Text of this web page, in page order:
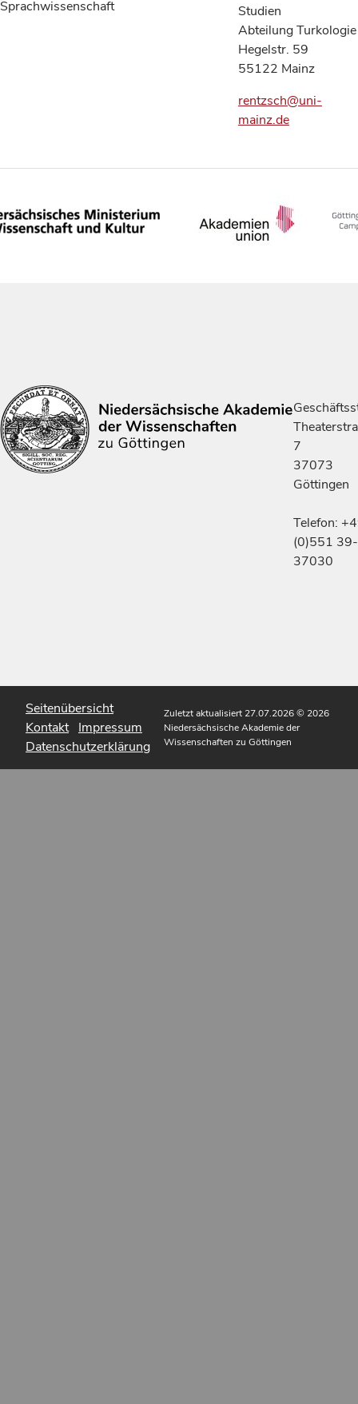
Sprachwissenschaft
Studien
Abteilung Turkologie
Hegelstr. 59
55122 Mainz
rentzsch@uni-
mainz.de
7
37073
Göttingen
Telefon:
(0)551 39-
37030
Seitenübersicht
Kontakt Impressum
Datenschutzerklärung
Zuletzt aktualisiert 27.07.2026© 2026
Niedersächsische Akademie der
Wissenschaften zu Göttingen